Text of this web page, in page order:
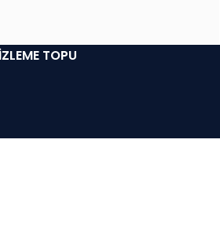
TOPU
TOPU